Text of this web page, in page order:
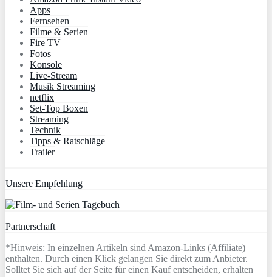
Apps
Fernsehen
Filme & Serien
Fire TV
Fotos
Konsole
Live-Stream
Musik Streaming
netflix
Set-Top Boxen
Streaming
Technik
Tipps & Ratschläge
Trailer
Unsere Empfehlung
Partnerschaft
*Hinweis: In einzelnen Artikeln sind Amazon-Links (Affiliate)
enthalten. Durch einen Klick gelangen Sie direkt zum Anbieter.
Solltet Sie sich auf der Seite für einen Kauf entscheiden, erhalten